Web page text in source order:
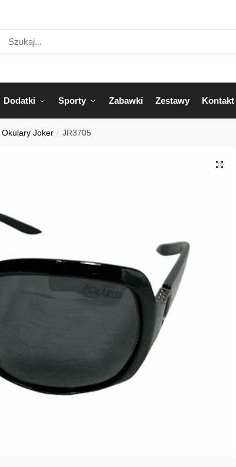
Dodatki Sporty Zabawki Zestawy Kontakt
Okulary Joker / JR3705